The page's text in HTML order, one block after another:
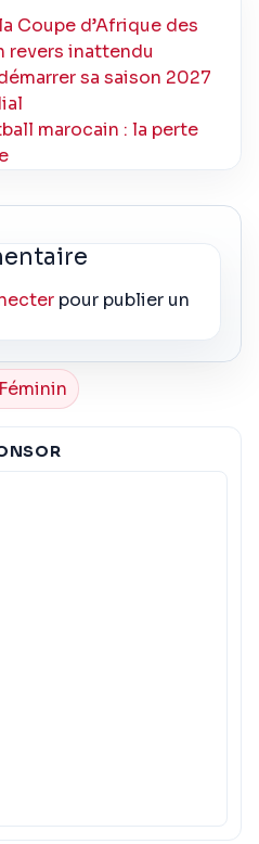
Coupe d’Afrique des
revers inattendu
sa saison 2027
marocain : la perte
pour publier un